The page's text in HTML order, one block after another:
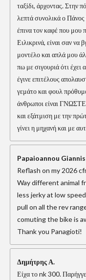
ταξίδι, άρχοντας. Στην
λεπτά συνολικά ο
έπινα τον καφέ που μου
Ειλικρινά, είναι σαν να
μοντέλο και απλά μου
πω με σιγουριά ότι έχει
έγινε επιτέλους
γεμάτο και φουλ
άνθρωποι είναι
και εξάτμιση με την
γίνει η μηχανή και με
Papaioannou Giannis
Reflash on my 2026
Way different animal
less jerky at low
pull on all the rev
comuting the bike is
Thank you Panagioti!
Δημήτρης Α.
Είχα το nk 300.